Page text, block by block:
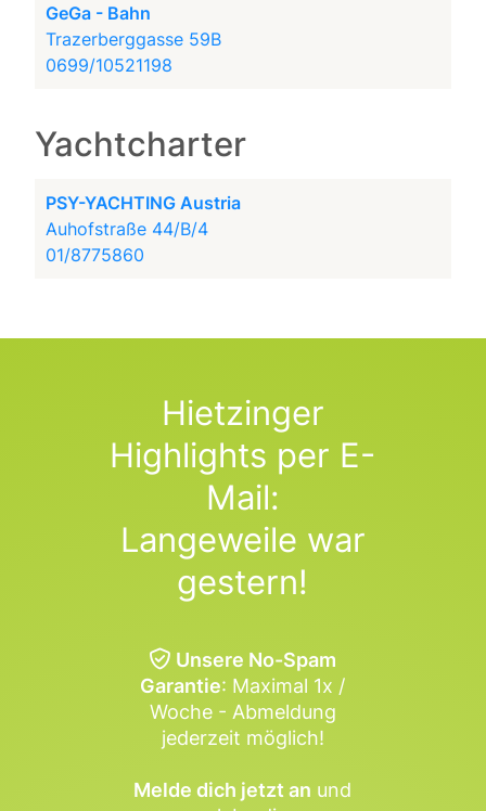
GeGa - Bahn
Trazerberggasse 59B
0699/10521198
Yachtcharter
PSY-YACHTING Austria
Auhofstraße 44/B/4
01/8775860
Hietzinger
Highlights per E-
Mail:
Langeweile war
gestern!
Unsere No-Spam
Garantie: Maximal 1x /
Woche - Abmeldung
jederzeit möglich!
Melde dich jetzt an und